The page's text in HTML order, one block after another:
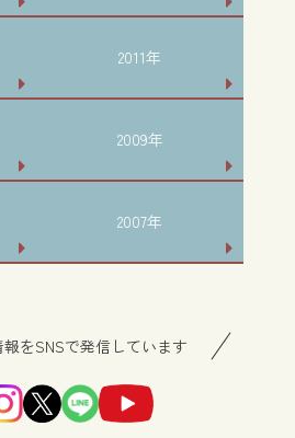
2011年
2009年
2007年
をSNSで発信しています